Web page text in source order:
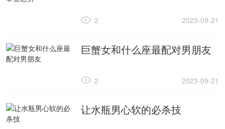
2023-09-21
2
巨蟹女和什么座最配对男朋友
2023-09-21
2
让水瓶男心软的必杀技